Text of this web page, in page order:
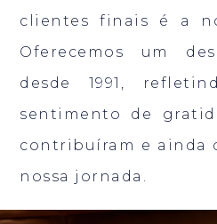
clientes finais é a
Oferecemos um
desde 1991,
sentimento de
contribuíram e ainda
nossa jornada.